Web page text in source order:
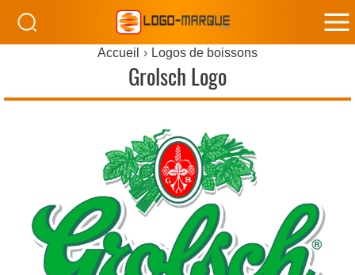
Accueil Logos de boissons
Grolsch Logo